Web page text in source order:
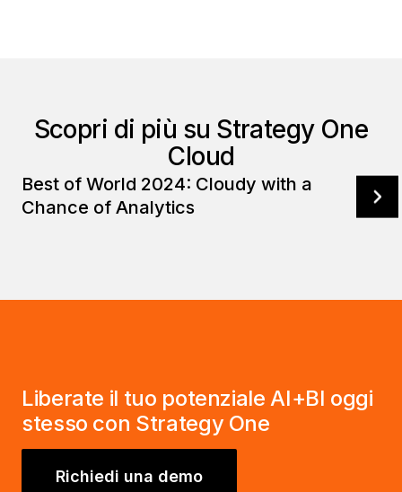
Scopri di più su Strategy One
Cloud
Best of World 2024: Cloudy with a
Chance of Analytics
Liberate il tuo potenziale AI+BI oggi
stesso con Strategy One
Richiedi una demo